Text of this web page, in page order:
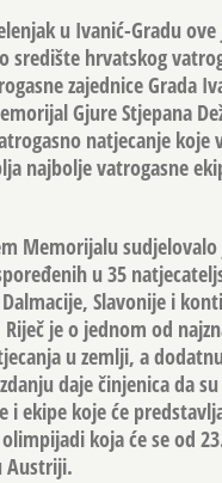
u Ivanić-Gradu
središte hrvatskog
zajednice Grada
Gjure Stjepana
natjecanje koje
najbolje vatrogasne
Memorijalu sudjelovalo
u 35
Slavonije i
je o jednom od
u zemlji, a
daje činjenica da
i ekipe koje će
koja će se od
Austriji.